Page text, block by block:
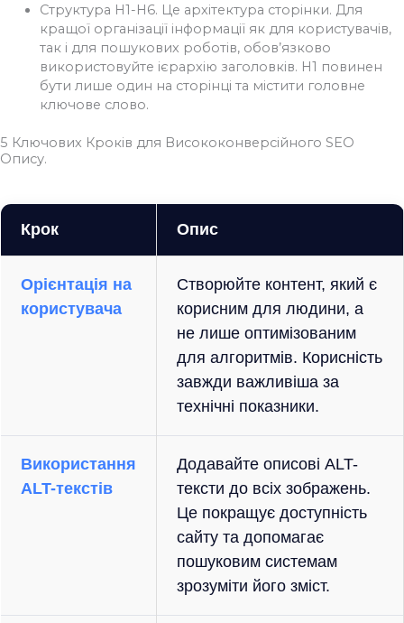
Структура H1-H6. Це архітектура сторінки. Для
кращої організації інформації як для користувачів,
так і для пошукових роботів, обов’язково
використовуйте ієрархію заголовків. H1 повинен
бути лише один на сторінці та містити головне
ключове слово.
5 Ключових Кроків для Висококонверсійного SEO
Опису.
Крок Опис
Орієнтація на
користувача
Створюйте контент, який є
корисним для людини, а
не лише оптимізованим
для алгоритмів. Корисність
завжди важливіша за
технічні показники.
Використання
ALT-текстів
Додавайте описові ALT-
тексти до всіх зображень.
Це покращує доступність
сайту та допомагає
пошуковим системам
зрозуміти його зміст.